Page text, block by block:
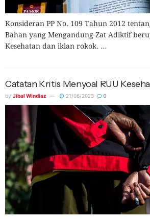
Konsideran PP No. 109 Tahun 2012
Bahan yang Mengandung Zat Adiktif
Kesehatan dan iklan rokok. ...
Catatan Kritis Menyoal RUU
by Jibal Windiaz 21/06/2023 0